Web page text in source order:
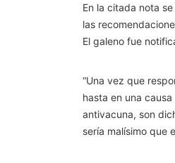
En la citada nota
las
El galeno fue
“Una vez que
hasta en una
antivacuna, son
sería malísimo que